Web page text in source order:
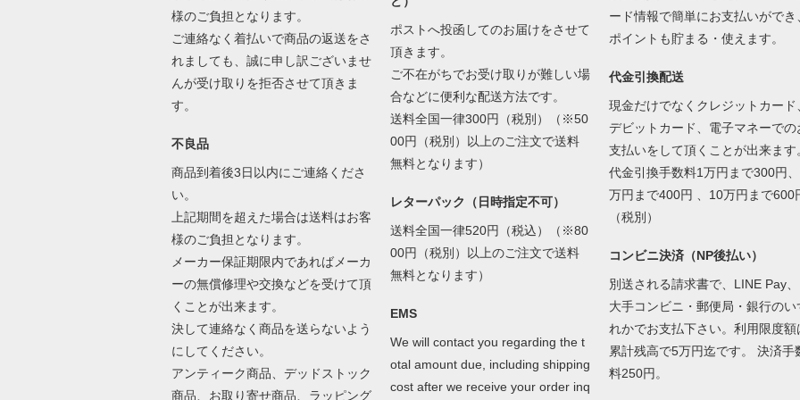
様のご負担となります。
ご連絡なく着払いで商品の返送をさ
れましても、誠に申し訳ございませ
んが受け取りを拒否させて頂きま
す。
不良品
商品到着後3日以内にご連絡くださ
い。
上記期間を超えた場合は送料はお客
様のご負担となります。
メーカー保証期限内であればメーカ
ーの無償修理や交換などを受けて頂
くことが出来ます。
決して連絡なく商品を送らないよう
にしてください。
アンティーク商品、デッドストック
商品、お取り寄せ商品、ラッピング
ポストへ投函してのお届けをさせて
頂きます。
ご不在がちでお受け取りが難しい場
合などに便利な配送方法です。
送料全国一律300円（税別）（※50
00円（税別）以上のご注文で送料
無料となります）
レターパック（日時指定不可）
送料全国一律520円（税込）（※80
00円（税別）以上のご注文で送料
無料となります）
EMS
We will contact you regarding the t
otal amount due, including shipping
cost after we receive your order inq
ード情報で簡単にお支払いができ
ポイントも貯まる・使えます。
代金引換配送
現金だけでなくクレジットカード
デビットカード、電子マネーでの
支払いをして頂くことが出来ます
代金引換手数料1万円まで300円
万円まで400円 、10万円まで600
（税別）
コンビニ決済（NP後払い）
別送される請求書で、LINE Pay、
大手コンビニ・郵便局・銀行のい
れかでお支払下さい。利用限度額
累計残高で5万円迄です。 決済手
料250円。